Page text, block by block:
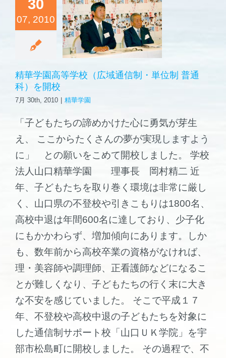
30
07, 2010
園高等学
広域通信
位制 普通
を開校
精華学園高等学校（広域通信制・単位制 普通
科）を開校
7月 30th, 2010 精華学園
「子どもたちの諦めかけた心に勇気が芽生
え、 ここからたくさんの夢が実現しますよう
に」 との願いをこめて開校しました。 学校
法人山口精華学園 理事長 岡村精二 近
年、子どもたちを取り巻く環境は非常に厳し
く、山口県の不登校や引きこもりは1800名、
高校中退は年間600名に達しており、少子化
にもかかわらず、増加傾向にあります。しか
も、数年前から高校卒業の資格がなければ、
理・美容師や調理師、正看護師などになるこ
とが難しくなり、子どもたちの行く末に大き
な不安を感じていました。 そこで平成１７
年、不登校や高校中退の子どもたちを対象に
した通信制サポート校「山口ＵＫ学院」を宇
部市松島町に開校しました。 その過程で、不